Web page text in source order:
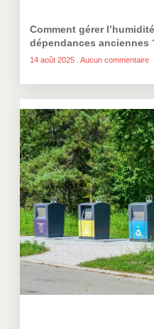
Comment gérer
dépendances anciennes
14 août 2025 Aucun commentaire